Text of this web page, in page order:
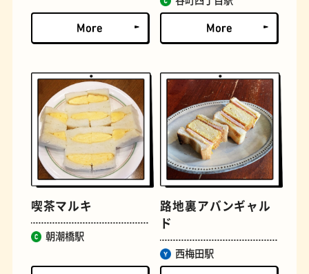
古着 お好み焼き
花屋
喫茶マルキ
朝潮橋駅
路地裏アバンギャル
ド
西梅田駅